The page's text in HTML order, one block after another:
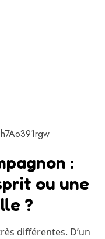
:
ou une
?
différentes. D’un